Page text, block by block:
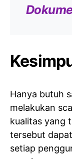
Hanya butuh
melakukan
kualitas yang
tersebut
setiap